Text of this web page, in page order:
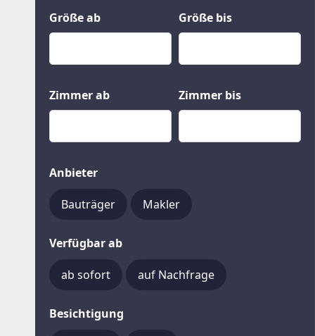
Größe ab Größe bis
Zimmer ab Zimmer bis
Anbieter
Bauträger Makler
Verfügbar ab
ab sofort auf Nachfrage
Besichtigung